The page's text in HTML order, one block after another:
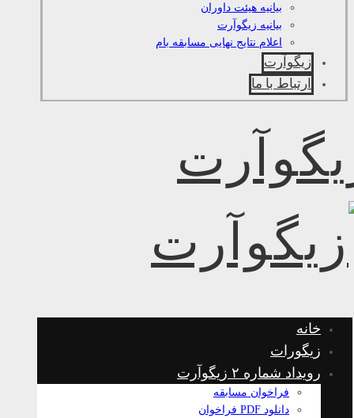
بیانیه هیئت داوران
بیانیه زیگوآرت
اعلام نتایج نهایی مسابقه بام
زیگوآرت
ارتباط با ما
خانه
زیگورات
رویداد شماره ۲ زیگوآرت
فراخوان مسابقه
دانلود PDF فراخوان